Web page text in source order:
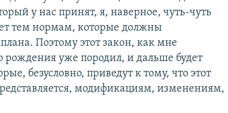
у нас принят, я, наверное, чуть-чуть
тем нормам, которые должны
Поэтому этот закон, как мне
рождения уже породил, и дальше будет
безусловно, приведут к тому, что этот
модификациям, изменениям,